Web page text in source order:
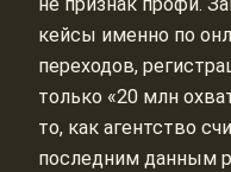
кейсы именно по
переходов,
только «20 млн
то, как агентство
последним данным